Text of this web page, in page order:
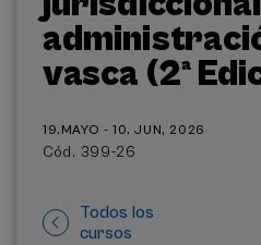
vasca (2ª
19.MAYO - 10. JUN, 2026
Cód. 399-26
Todos los
cursos